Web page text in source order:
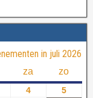
in juli 2026
za zo
4
5